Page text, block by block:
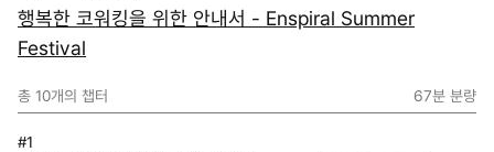
행복한 코워킹을 위한 안내서 - Enspiral Summer
Festival
총 10개의 챕터 67분 분량
#1